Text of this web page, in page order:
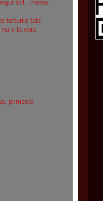
stil...mereu
torturile tale
e la voia
primeste